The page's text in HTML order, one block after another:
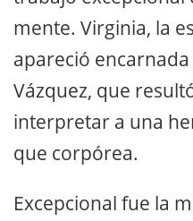
mente. Virginia, la
apareció
Vázquez, que
interpretar a una
que corpórea.
Excepcional fue la